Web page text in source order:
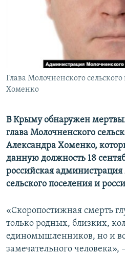
ПОБЕДИТЕЛЕЙ НЕ СУДЯТ?
КРЫМ.НЕПОКОРЕННЫЙ
УКРАИНСКАЯ ПРОБЛЕМА КРЫМА
Все сайты RFE/RL
Глава Молочненского
Хоменко
В Крыму обнаружен
глава Молочненского
Александра Хоменко,
данную должность 18
российская
сельского поселения и
«Скоропостижная смерть
только родных, близких,
единомышленников, но и
замечательного человека»,